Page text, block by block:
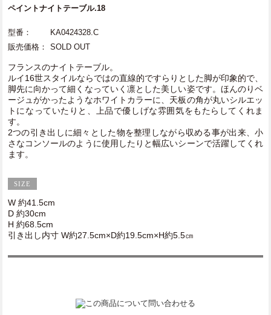
ペイントナイトテーブル.18
型番：
KA0424328.C
販売価格：
SOLD OUT
フランスのナイトテーブル。
ルイ16世スタイルならではの直線的ですらりとした脚が印象的で、
脚先に向かって細くなっていく凛とした美しい姿です。ほんのりベ
ージュがかったようなホワイトカラーに、天板の角が丸いシルエッ
トになっていたりと、上品で優しげな雰囲気をもたらしてくれま
す。
2つの引き出しに細々とした物を整理しながら収める事が出来、小
さなコンソールのように使用したりと幅広いシーンで活躍してくれ
ます。
W 約41.5cm
D 約30cm
H 約68.5cm
引き出し内寸 W約27.5cm×D約19.5cm×H約5.5㎝